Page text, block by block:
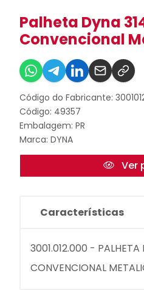
Palheta Dyna
Convencional
Código do Fabricante:
Código: 49357
Embalagem: PR
Marca: DYNA
Ver
Características
3001.012.000 - PALHETA
CONVENCIONAL